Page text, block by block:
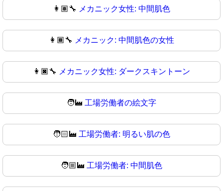
👩🏽‍🔧 メカニック女性: 中間肌色
👩🏾‍🔧 メカニック: 中間肌色の女性
👩🏿‍🔧 メカニック女性: ダークスキントーン
🧑‍🏭 工場労働者の絵文字
🧑🏻‍🏭 工場労働者: 明るい肌の色
🧑🏼‍🏭 工場労働者: 中間肌色